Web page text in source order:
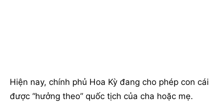
Hiện nay, chính phủ Hoa Kỳ đang cho phép con cái
được “hưởng theo” quốc tịch của cha hoặc mẹ.